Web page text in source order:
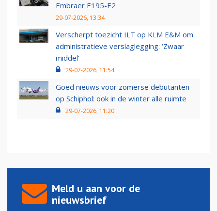
Embraer E195-E2
29-07-2026, 13:34
Verscherpt toezicht ILT op KLM E&M om
administratieve verslaglegging: ‘Zwaar
middel’
29-07-2026, 11:54
Goed nieuws voor zomerse debutanten
op Schiphol: ook in de winter alle ruimte
29-07-2026, 11:20
Meld u aan voor de
nieuwsbrief